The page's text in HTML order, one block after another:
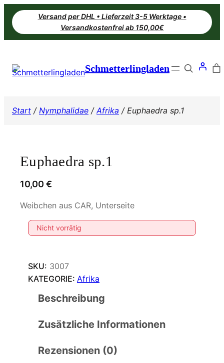
Zum
Inhalt
springen
Versand per DHL • Lieferzeit 3-5 Werktage •
Versandkostenfrei ab 150,00€
Schmetterlingladen Search
Start / Nymphalidae /Afrika / Euphaedra sp.1
Euphaedra sp.1
10,00 €
Weibchen aus CAR, Unterseite
Nicht vorrätig
SKU: 3007
KATEGORIE: Afrika
Beschreibung
Zusätzliche Informationen
Rezensionen (0)